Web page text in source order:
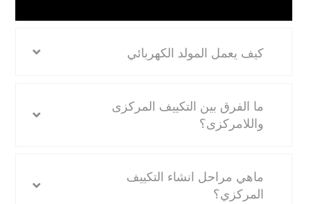
كيف يعمل المولد الكهربائي
ما الفرق بين التكييف المركزى
واللامركزى؟
ماهي مراحل انشاء التكييف
المركزي؟